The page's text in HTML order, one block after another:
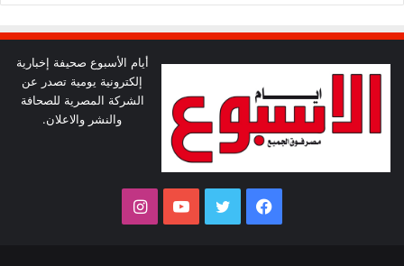
أيام الأسبوع صحيفة إخبارية
إلكترونية يومية تصدر عن
الشركة المصرية للصحافة
والنشر والاعلان.
فيسبوك تويتر يوتيوبانستقرام